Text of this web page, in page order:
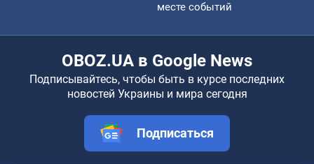
месте событий
OBOZ.UA в Google News
Подписывайтесь, чтобы быть в курсе последних
новостей Украины и мира сегодня
Подписаться